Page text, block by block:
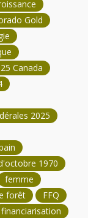
Gold
Canada
2025
1970
femme
forêt
FFQ
financiarisation